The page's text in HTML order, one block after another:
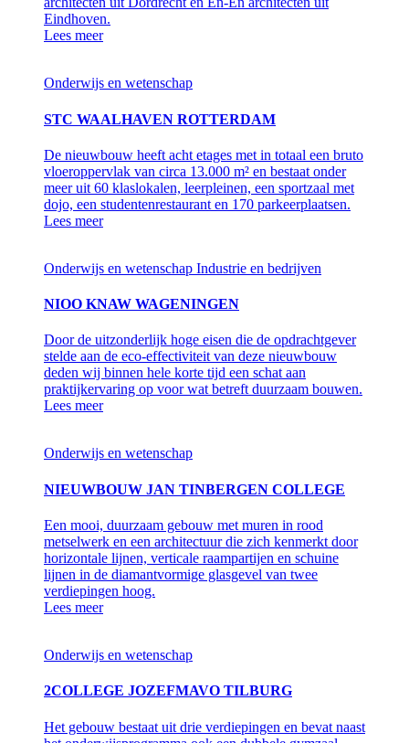
Eindhoven.
Lees meer
Onderwijs en wetenschap
STC WAALHAVEN ROTTERDAM
De nieuwbouw heeft acht etages met in totaal een bruto
vloeroppervlak van circa 13.000 m² en bestaat onder
meer uit 60 klaslokalen, leerpleinen, een sportzaal met
dojo, een studentenrestaurant en 170 parkeerplaatsen.
Lees meer
Onderwijs en wetenschap Industrie en bedrijven
NIOO KNAW WAGENINGEN
Door de uitzonderlijk hoge eisen die de opdrachtgever
stelde aan de eco-effectiviteit van deze nieuwbouw
deden wij binnen hele korte tijd een schat aan
praktijkervaring op voor wat betreft duurzaam bouwen.
Lees meer
Onderwijs en wetenschap
NIEUWBOUW JAN TINBERGEN COLLEGE
Een mooi, duurzaam gebouw met muren in rood
metselwerk en een architectuur die zich kenmerkt door
horizontale lijnen, verticale raampartijen en schuine
lijnen in de diamantvormige glasgevel van twee
verdiepingen hoog.
Lees meer
Onderwijs en wetenschap
2COLLEGE JOZEFMAVO TILBURG
Het gebouw bestaat uit drie verdiepingen en bevat naast